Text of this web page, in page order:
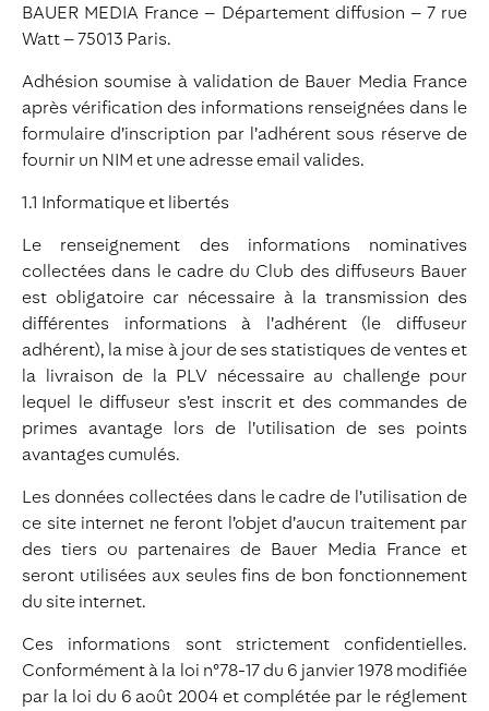
BAUER MEDIA France – Département diffusion – 7 rue
Watt – 75013 Paris.
Adhésion soumise à validation de Bauer Media France
après vérification des informations renseignées dans le
formulaire d’inscription par l’adhérent sous réserve de
fournir un NIM et une adresse email valides.
1.1 Informatique et libertés
Le renseignement des informations nominatives
collectées dans le cadre du Club des diffuseurs Bauer
est obligatoire car nécessaire à la transmission des
différentes informations à l’adhérent (le diffuseur
adhérent), la mise à jour de ses statistiques de ventes et
la livraison de la PLV nécessaire au challenge pour
lequel le diffuseur s’est inscrit et des commandes de
primes avantage lors de l’utilisation de ses points
avantages cumulés.
Les données collectées dans le cadre de l’utilisation de
ce site internet ne feront l’objet d’aucun traitement par
des tiers ou partenaires de Bauer Media France et
seront utilisées aux seules fins de bon fonctionnement
du site internet.
Ces informations sont strictement confidentielles.
Conformément à la loi n°78-17 du 6 janvier 1978 modifiée
par la loi du 6 août 2004 et complétée par le réglement